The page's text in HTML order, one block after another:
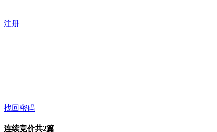
注册
找回密码
连续竞价共2篇